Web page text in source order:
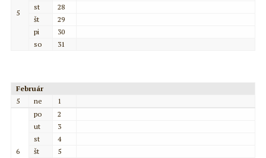
5
st
28
št
29
pi
30
so
31
Február
5
ne 1
6
po
2
ut
3
st
4
št
5